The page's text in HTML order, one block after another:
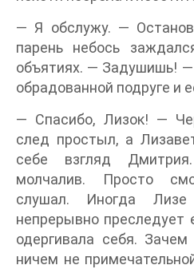
— Я обслужу. —
парень небось
объятиях. — Задушишь!
обрадованной подруге и
— Спасибо, Лизок! —
след простыл, а
себе взгляд
молчалив. Просто
слушал. Иногда
непрерывно преследует
одергивала себя.
ничем не